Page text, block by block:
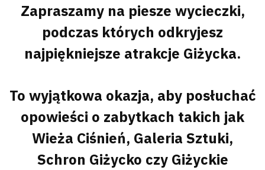
Zapraszamy na piesze wycieczki,
podczas których odkryjesz
najpiękniejsze atrakcje Giżycka.
To wyjątkowa okazja, aby posłuchać
opowieści o zabytkach takich jak
Wieża Ciśnień, Galeria Sztuki,
Schron Giżycko czy Giżyckie